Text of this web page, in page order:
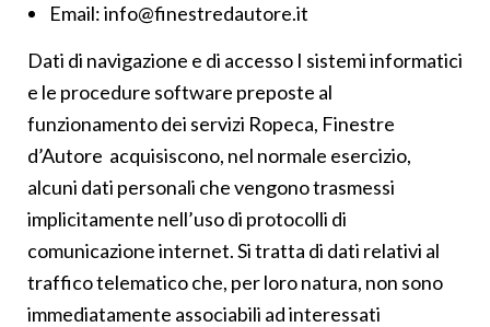
Email: info@finestredautore.it
Dati di navigazione e di accesso I sistemi informatici
e le procedure software preposte al
funzionamento dei servizi Ropeca, Finestre
d’Autore acquisiscono, nel normale esercizio,
alcuni dati personali che vengono trasmessi
implicitamente nell’uso di protocolli di
comunicazione internet. Si tratta di dati relativi al
traffico telematico che, per loro natura, non sono
immediatamente associabili ad interessati